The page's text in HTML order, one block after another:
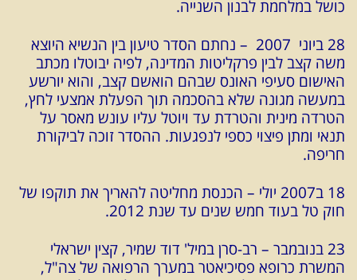
כושל במלחמת לבנון השנייה.
28 ביוני 2007 – נחתם הסדר טיעון בין הנשיא היוצא
משה קצב לבין פרקליטות המדינה, לפיה יבוטלו מכתב
האישום סעיפי האונס שבהם הואשם קצב, והוא יורשע
במעשה מגונה שלא בהסכמה תוך הפעלת אמצעי לחץ,
הטרדה מינית והטרדת עד ויוטל עליו עונש מאסר על
תנאי ומתן פיצוי כספי לנפגעות. ההסדר זוכה לביקורת
חריפה.
18 ב2007 יולי – הכנסת מחליטה להאריך את תוקפו של
חוק טל בעוד חמש שנים עד שנת 2012.
23 בנובמבר – רב-סרן במיל' דוד שמיר, קצין ישראלי
המשרת כרופא פסיכיאטר במערך הרפואה של צה"ל,